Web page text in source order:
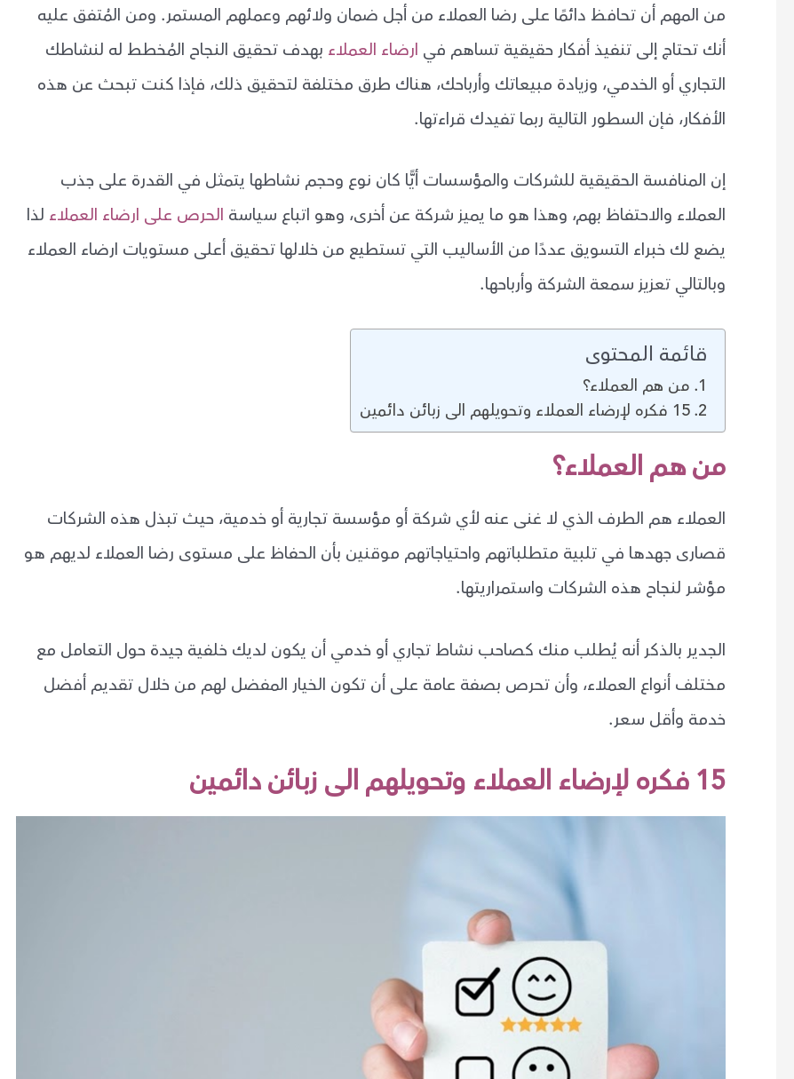
من المهم أن تحافظ دائمًا على رضا العملاء من أجل ضمان ولائهم وعملهم المستمر. ومن المُتفق عليه
أنك تحتاج إلى تنفيذ أفكار حقيقية تساهم في ارضاء العملاء بهدف تحقيق النجاح المُخطط له لنشاطك
التجاري أو الخدمي، وزيادة مبيعاتك وأرباحك، هناك طرق مختلفة لتحقيق ذلك، فإذا كنت تبحث عن هذه
الأفكار، فإن السطور التالية ربما تفيدك قراءتها.
إن المنافسة الحقيقية للشركات والمؤسسات أيًّا كان نوع وحجم نشاطها يتمثل في القدرة على جذب
العملاء والاحتفاظ بهم، وهذا هو ما يميز شركة عن أخرى، وهو اتباع سياسة الحرص على ارضاء العملاء لذا
يضع لك خبراء التسويق عددًا من الأساليب التي تستطيع من خلالها تحقيق أعلى مستويات ارضاء العملاء
وبالتالي تعزيز سمعة الشركة وأرباحها.
قائمة المحتوى
من هم العملاء؟
15 فكره لإرضاء العملاء وتحويلهم الى زبائن دائمين
من هم العملاء؟
العملاء هم الطرف الذي لا غنى عنه لأي شركة أو مؤسسة تجارية أو خدمية، حيث تبذل هذه الشركات
قصارى جهدها في تلبية متطلباتهم واحتياجاتهم موقنين بأن الحفاظ على مستوى رضا العملاء لديهم هو
مؤشر لنجاح هذه الشركات واستمراريتها.
الجدير بالذكر أنه يُطلب منك كصاحب نشاط تجاري أو خدمي أن يكون لديك خلفية جيدة حول التعامل مع
مختلف أنواع العملاء، وأن تحرص بصفة عامة على أن تكون الخيار المفضل لهم من خلال تقديم أفضل
خدمة وأقل سعر.
15 فكره لإرضاء العملاء وتحويلهم الى زبائن دائمين